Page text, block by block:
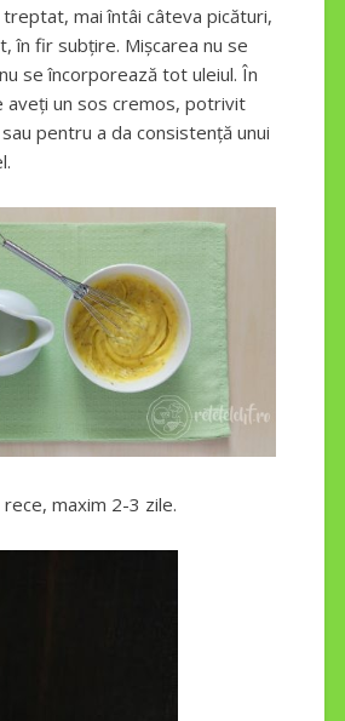
treptat, mai întâi câteva picături,
în fir subțire. Mișcarea nu se
se încorporează tot uleiul. În
aveți un sos cremos, potrivit
pentru a da consistență unui
maxim 2-3 zile.